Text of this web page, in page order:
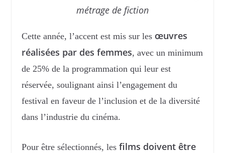
métrage de fiction
Cette année, l’accent est mis sur les œuvres
réalisées par des femmes, avec un minimum
de 25% de la programmation qui leur est
réservée, soulignant ainsi l’engagement du
festival en faveur de l’inclusion et de la diversité
dans l’industrie du cinéma.
Pour être sélectionnés, les films doivent être